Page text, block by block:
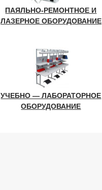
ПАЯЛЬНО-РЕМОНТНОЕ И
ЛАЗЕРНОЕ ОБОРУДОВАНИЕ
УЧЕБНО — ЛАБОРАТОРНОЕ
ОБОРУДОВАНИЕ